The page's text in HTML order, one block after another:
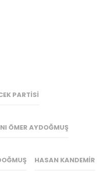
PARTISI
ÖMER AYDOĞMUŞ
HASAN KANDEMIR